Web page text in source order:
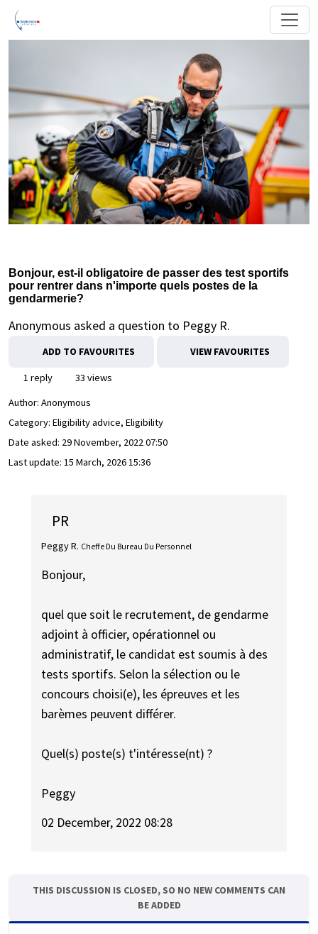
Bonjour, est-il obligatoire de passer des test sportifs
pour rentrer dans n'importe quels postes de la
gendarmerie?
Anonymous asked a question to Peggy R.
ADD TO FAVOURITES VIEW FAVOURITES
1 reply
33 views
Author: Anonymous
Category: Eligibility advice, Eligibility
Date asked: 29 November, 2022 07:50
Last update: 15 March, 2026 15:36
PR
Peggy R. Cheffe Du Bureau Du Personnel
Bonjour,
quel que soit le recrutement, de gendarme
adjoint à officier, opérationnel ou
administratif, le candidat est soumis à des
tests sportifs. Selon la sélection ou le
concours choisi(e), les épreuves et les
barèmes peuvent différer.
Quel(s) poste(s) t'intéresse(nt) ?
Peggy
02 December, 2022 08:28
THIS DISCUSSION IS CLOSED, SO NO NEW COMMENTS CAN
BE ADDED